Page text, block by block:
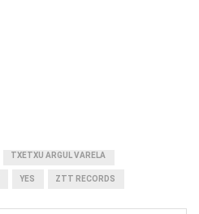
TXETXU ARGUL VARELA
YES ZTT RECORDS